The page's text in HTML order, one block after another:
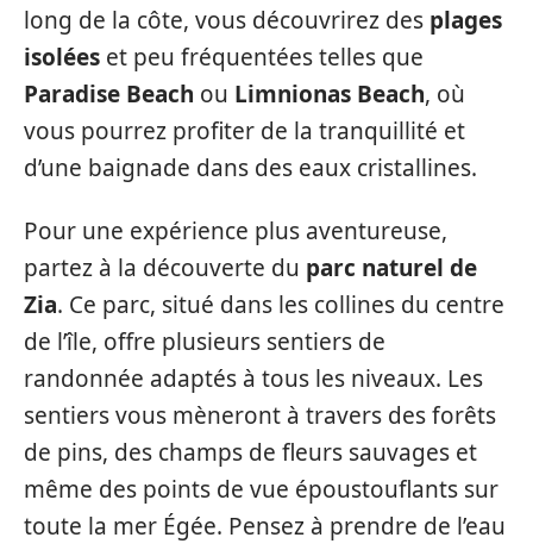
long de la côte, vous découvrirez des plages
isolées et peu fréquentées telles que
Paradise Beach ou Limnionas Beach, où
vous pourrez profiter de la tranquillité et
d’une baignade dans des eaux cristallines.
Pour une expérience plus aventureuse,
partez à la découverte du parc naturel de
Zia. Ce parc, situé dans les collines du centre
de l’île, offre plusieurs sentiers de
randonnée adaptés à tous les niveaux. Les
sentiers vous mèneront à travers des forêts
de pins, des champs de fleurs sauvages et
même des points de vue époustouflants sur
toute la mer Égée. Pensez à prendre de l’eau